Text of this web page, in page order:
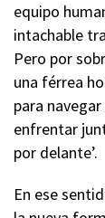
equipo
intachable
Pero por
una férrea
para
enfrentar
por delante’.
En ese